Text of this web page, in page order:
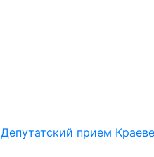
Депутатский прием